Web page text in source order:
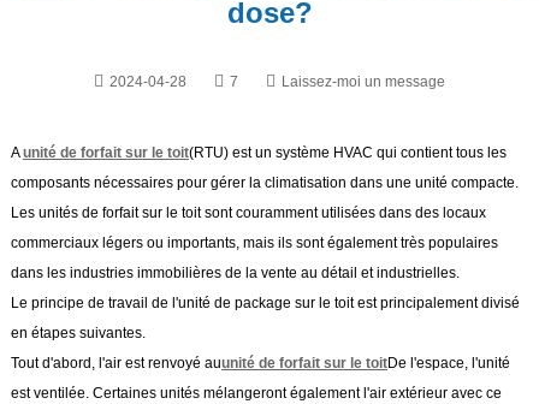
dose?
2024-04-28 7 Laissez-moi un message
Aunité de forfait sur le toit(RTU) est un système HVAC qui contient tous les
composants nécessaires pour gérer la climatisation dans une unité compacte.
Les unités de forfait sur le toit sont couramment utilisées dans des locaux
commerciaux légers ou importants, mais ils sont également très populaires
dans les industries immobilières de la vente au détail et industrielles.
Le principe de travail de l'unité de package sur le toit est principalement divisé
en étapes suivantes.
Tout d'abord, l'air est renvoyé auunité de forfait sur le toitDe l'espace, l'unité
est ventilée. Certaines unités mélangeront également l'air extérieur avec ce